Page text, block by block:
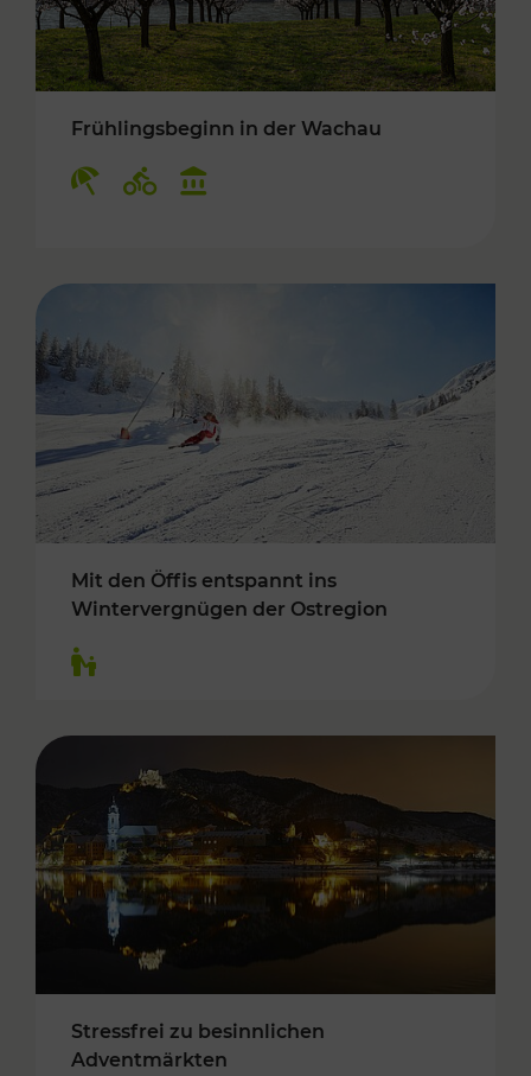
Frühlingsbeginn in der Wachau
Mit den Öffis entspannt ins
Wintervergnügen der Ostregion
Stressfrei zu besinnlichen
Adventmärkten